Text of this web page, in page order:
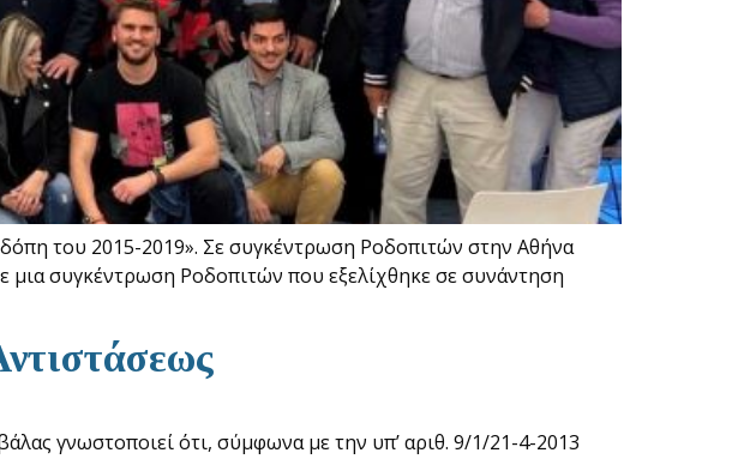
του 2015-2019». Σε συγκέντρωση Ροδοπιτών στην Αθήνα
μια συγκέντρωση Ροδοπιτών που εξελίχθηκε σε συνάντηση
γνωστοποιεί ότι, σύμφωνα με την υπ’ αριθ. 9/1/21-4-2013